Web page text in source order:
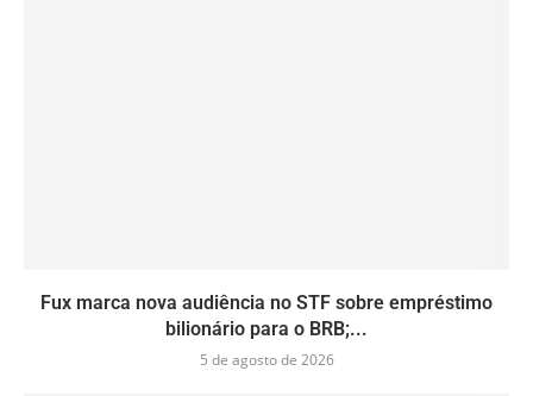
Fux marca nova audiência no STF sobre empréstimo
bilionário para o BRB;...
5 de agosto de 2026